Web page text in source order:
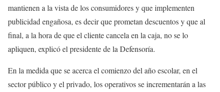
mantienen a la vista de los consumidores y que implementen
publicidad engañosa, es decir que prometan descuentos y que al
final, a la hora de que el cliente cancela en la caja, no se lo
apliquen, explicó el presidente de la Defensoría.
En la medida que se acerca el comienzo del año escolar, en el
sector público y el privado, los operativos se incrementarán a las